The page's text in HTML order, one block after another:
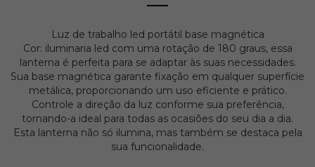
Luz de trabalho led portátil base magnética
Cor: iluminaria led com uma rotação de 180 graus, essa
lanterna é perfeita para se adaptar às suas necessidades.
Sua base magnética garante fixação em qualquer superfície
metálica, proporcionando um uso eficiente e prático.
Controle a direção da luz conforme sua preferência,
tornando-a ideal para todas as ocasiões do seu dia a dia.
Esta lanterna não só ilumina, mas também se destaca pela
sua funcionalidade.